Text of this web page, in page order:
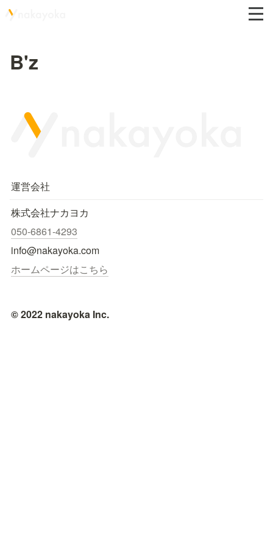
B'z
運営会社
株式会社ナカヨカ
050-6861-4293
info@nakayoka.com
ホームページはこちら
© 2022 nakayoka Inc.